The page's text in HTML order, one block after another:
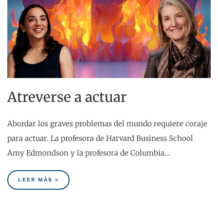
Atreverse a actuar
Abordar los graves problemas del mundo requiere coraje
para actuar. La profesora de Harvard Business School
Amy Edmondson y la profesora de Columbia…
LEER MÁS »